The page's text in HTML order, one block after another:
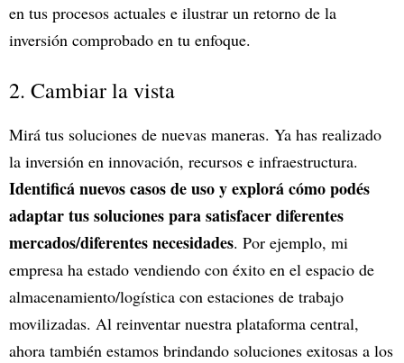
en tus procesos actuales e ilustrar un retorno de la
inversión comprobado en tu enfoque.
2. Cambiar la vista
Mirá tus soluciones de nuevas maneras. Ya has realizado
la inversión en innovación, recursos e infraestructura.
Identificá nuevos casos de uso y explorá cómo podés
adaptar tus soluciones para satisfacer diferentes
mercados/diferentes necesidades. Por ejemplo, mi
empresa ha estado vendiendo con éxito en el espacio de
almacenamiento/logística con estaciones de trabajo
movilizadas. Al reinventar nuestra plataforma central,
ahora también estamos brindando soluciones exitosas a los